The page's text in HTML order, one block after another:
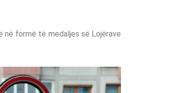
në formë të medaljes së Lojërave